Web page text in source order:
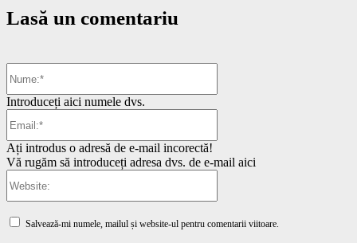
Lasă un comentariu
Introduceți aici numele dvs.
Ați introdus o adresă de e-mail incorectă!
Vă rugăm să introduceți adresa dvs. de e-mail aici
Salvează-mi numele, mailul și website-ul pentru comentarii viitoare.